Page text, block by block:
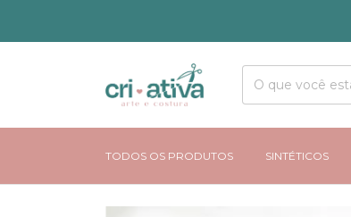
TODOS OS PRODUTOS SINTÉTICOS